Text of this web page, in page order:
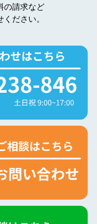
の請求など
ださい。